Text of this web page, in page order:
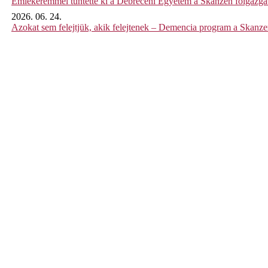
2026. 06. 24.
Azokat sem felejtjük, akik felejtenek – Demencia program a